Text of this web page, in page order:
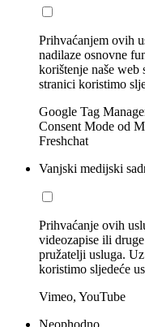
Prihvaćanjem ovih
nadilaze osnovne
korištenje naše web
stranici koristimo
Google Tag
Consent Mode od
Freshchat
Vanjski medijski
Prihvaćanje ovih
videozapise ili
pružatelji usluga.
koristimo sljedeće
Vimeo, YouTube